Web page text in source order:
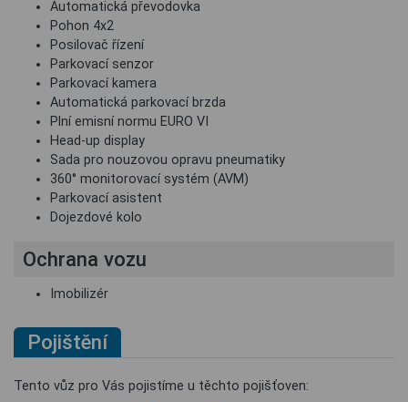
Automatická převodovka
Pohon 4x2
Posilovač řízení
Parkovací senzor
Parkovací kamera
Automatická parkovací brzda
Plní emisní normu EURO VI
Head-up display
Sada pro nouzovou opravu pneumatiky
360° monitorovací systém (AVM)
Parkovací asistent
Dojezdové kolo
Ochrana vozu
Imobilizér
Pojištění
Tento vůz pro Vás pojistíme u těchto pojišťoven: